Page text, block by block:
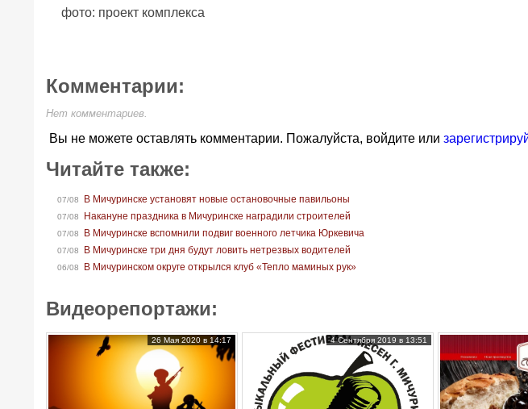
фото: проект комплекса
Комментарии:
Нет комментариев.
Вы не можете оставлять комментарии. Пожалуйста, войдите или
Читайте также:
07/08 В Мичуринске установят новые остановочные павильоны
07/08 Накануне праздника в Мичуринске наградили строителей
07/08 В Мичуринске вспомнили подвиг военного летчика Юркевича
07/08 В Мичуринске три дня будут ловить нетрезвых водителей
06/08 В Мичуринском округе открылся клуб «Тепло маминых рук»
Видеорепортажи:
26 Мая 2020 в 14:17 4 Сентября 2019 в 13:51